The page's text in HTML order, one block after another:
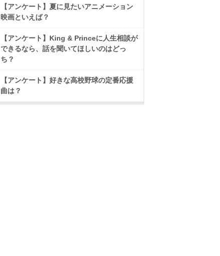
【アンケート】夏に見たいアニメーション
映画といえば？
【アンケート】King & Princeに人生相談が
できるなら、話を聞いてほしいのはどっ
ち？
【アンケート】好きな高校野球の定番応援
曲は？